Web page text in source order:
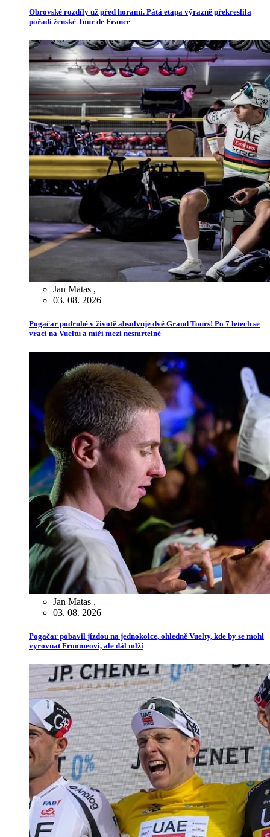
Obrovské rozdíly už před horami. Pátá etapa výrazně překreslila
pořadí ženské Tour de France
Jan Matas ,
03. 08. 2026
Pogačar podruhé v životě absolvuje dvě Grand Tours! Po 7 letech se
vrací na Vueltu a míří mezi nesmrtelné
Jan Matas ,
03. 08. 2026
Pogačar pobavil jízdou na jednokolce, ohledně Vuelty, kde by se mohl
vyrovnat Froomeovi, ale dál mlží